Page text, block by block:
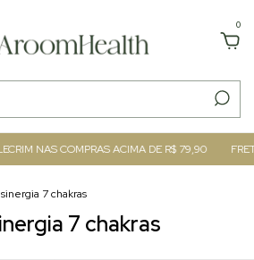
0
NAS COMPRAS ACIMA DE R$ 79,90
7 chakras
7 chakras